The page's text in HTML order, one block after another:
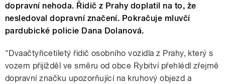
dopravní nehoda. Řidič z Prahy doplatil na to, že
nesledoval dopravní značení. Pokračuje mluvčí
pardubické policie Dana Dolanová.
"Dvaačtyřicetiletý řidič osobního vozidla z Prahy, který s
vozem přijížděl ve směru od obce Rybitví přehlédl zřejmě
dopravní značku upozorňující na kruhový objezd a